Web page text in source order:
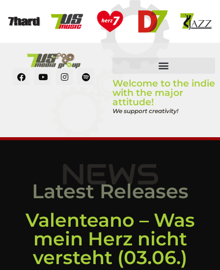
Welcome to the indie
with the major
attitude!
We support creativity!
NEWS
Latest Releases
Valenteano – Was
mein Herz nicht
versteht (03.06.)